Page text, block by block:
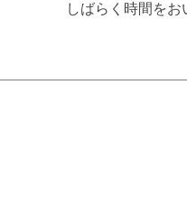
しばらく時間を